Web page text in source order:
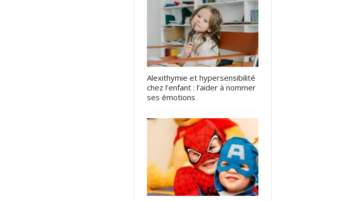
Alexithymie et hypersensibilité
chez l’enfant : l’aider à nommer
ses émotions